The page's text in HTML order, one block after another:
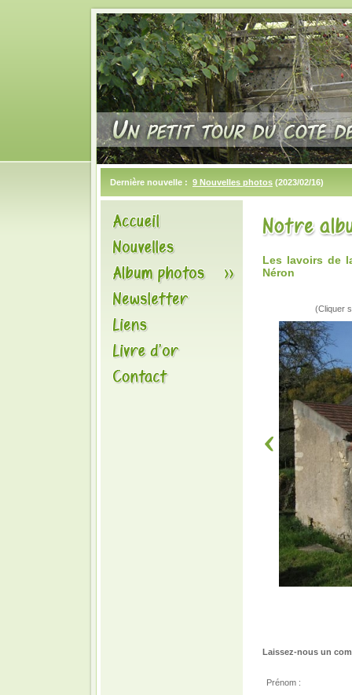
Dernière nouvelle : 9 Nouvelles photos (2023/02/16)
Les lavoirs de
Néron
(Cliquer
Laissez-nous un
Prénom :